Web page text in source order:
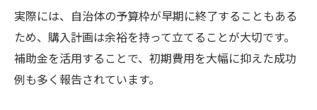
実際には、自治体の予算枠が早期に終了することもある
ため、購入計画は余裕を持って立てることが大切です。
補助金を活用することで、初期費用を大幅に抑えた成功
例も多く報告されています。